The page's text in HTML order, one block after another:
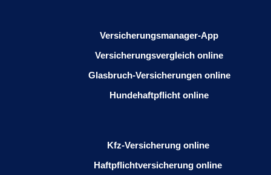
Versicherungsmanager-App
Versicherungsvergleich online
Glasbruch-Versicherungen online
Hundehaftpflicht online
Kfz-Versicherung online
Haftpflichtversicherung online